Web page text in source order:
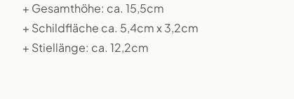
+ Gesamthöhe: ca. 15,5cm
+ Schildfläche ca. 5,4cm x 3,2cm
+ Stiellänge: ca. 12,2cm